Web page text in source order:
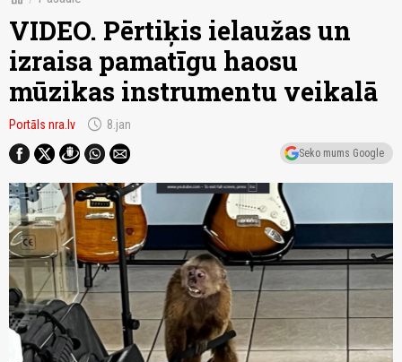
VIDEO. Pērtiķis ielaužas un
izraisa pamatīgu haosu
mūzikas instrumentu veikalā
Portāls nra.lv schedule 8.jan
Seko mums Google